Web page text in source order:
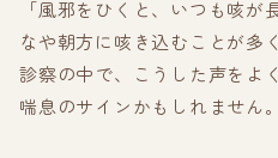
「風邪をひくと、いつも咳
なや朝方に咳き込むことが多
診察の中で、こうした声をよ
喘息のサインかもしれません。